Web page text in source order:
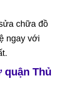
chữa đồ
ngay với
quận Thủ